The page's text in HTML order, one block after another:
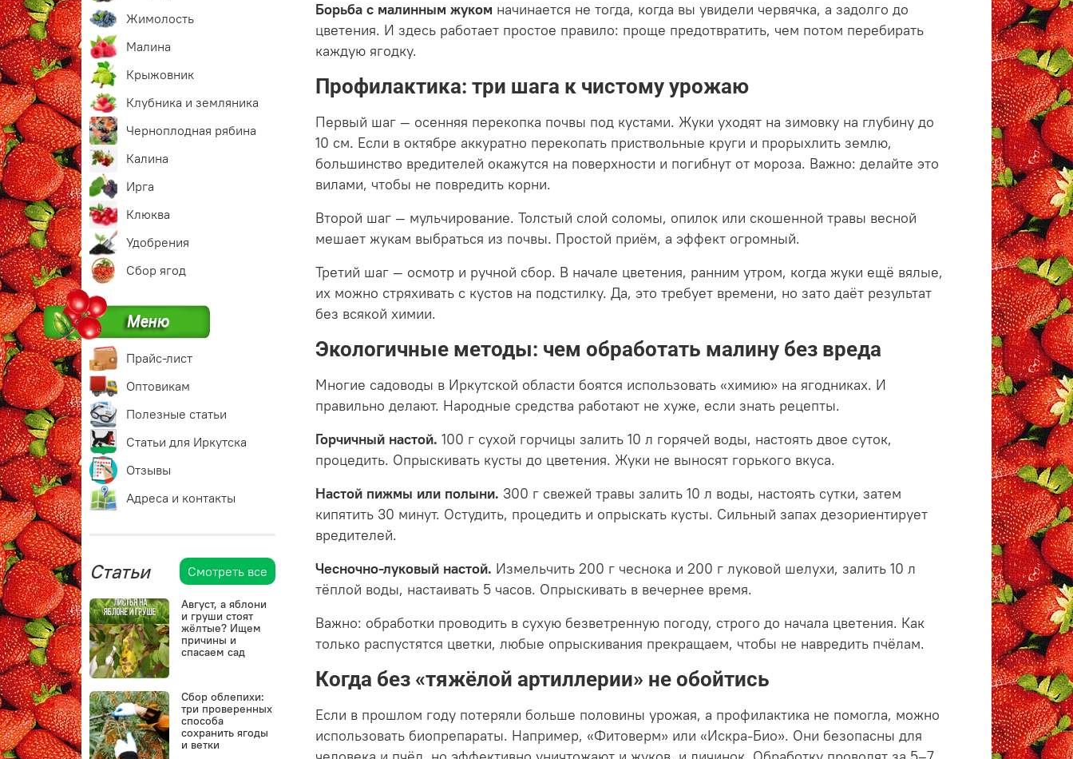
Борьба с малинным жуком начинается не тогда, когда вы увидели червячка, а задолго до
цветения. И здесь работает простое правило: проще предотвратить, чем потом перебирать
каждую ягодку.
Профилактика: три шага к чистому урожаю
Первый шаг — осенняя перекопка почвы под кустами. Жуки уходят на зимовку на глубину до
10 см. Если в октябре аккуратно перекопать приствольные круги и прорыхлить землю,
большинство вредителей окажутся на поверхности и погибнут от мороза. Важно: делайте это
вилами, чтобы не повредить корни.
Второй шаг — мульчирование. Толстый слой соломы, опилок или скошенной травы весной
мешает жукам выбраться из почвы. Простой приём, а эффект огромный.
Третий шаг — осмотр и ручной сбор. В начале цветения, ранним утром, когда жуки ещё вялые,
их можно стряхивать с кустов на подстилку. Да, это требует времени, но зато даёт результат
без всякой химии.
Экологичные методы: чем обработать малину без вреда
Многие садоводы в Иркутской области боятся использовать «химию» на ягодниках. И
правильно делают. Народные средства работают не хуже, если знать рецепты.
Горчичный настой. 100 г сухой горчицы залить 10 л горячей воды, настоять двое суток,
процедить. Опрыскивать кусты до цветения. Жуки не выносят горького вкуса.
Настой пижмы или полыни. 300 г свежей травы залить 10 л воды, настоять сутки, затем
кипятить 30 минут. Остудить, процедить и опрыскать кусты. Сильный запах дезориентирует
вредителей.
Чесночно-луковый настой. Измельчить 200 г чеснока и 200 г луковой шелухи, залить 10 л
тёплой воды, настаивать 5 часов. Опрыскивать в вечернее время.
Важно: обработки проводить в сухую безветренную погоду, строго до начала цветения. Как
только распустятся цветки, любые опрыскивания прекращаем, чтобы не навредить пчёлам.
Когда без «тяжёлой артиллерии» не обойтись
Если в прошлом году потеряли больше половины урожая, а профилактика не помогла, можно
использовать биопрепараты. Например, «Фитоверм» или «Искра-Био». Они безопасны для
Жимолость
Малина
Крыжовник
Клубника и земляника
Черноплодная рябина
Калина
Ирга
Клюква
Удобрения
Сбор ягод
Прайс-лист
Оптовикам
Полезные статьи
Статьи для Иркутска
Отзывы
Адреса и контакты
Статьи Смотреть все
Август, а яблони
и груши стоят
жёлтые? Ищем
причины и
спасаем сад
Сбор облепихи:
три проверенных
способа
сохранить ягоды
и ветки